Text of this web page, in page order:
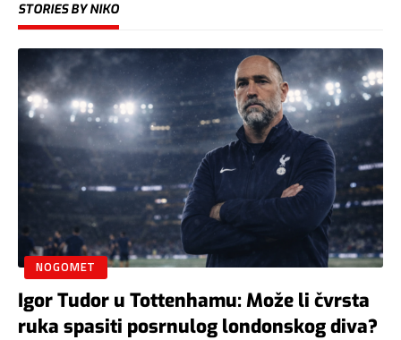
STORIES BY NIKO
NOGOMET
Igor Tudor u Tottenhamu: Može li čvrsta
ruka spasiti posrnulog londonskog diva?